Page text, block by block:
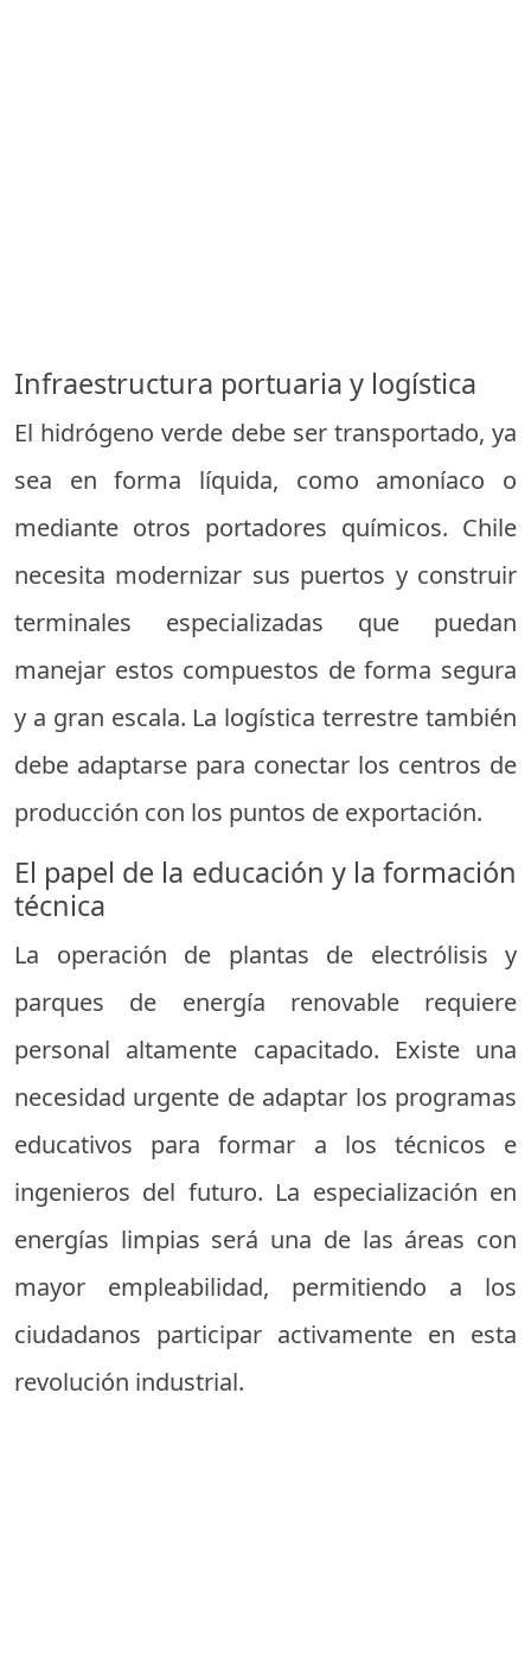
Infraestructura portuaria y logística
El hidrógeno verde debe ser transportado, ya
sea en forma líquida, como amoníaco o
mediante otros portadores químicos. Chile
necesita modernizar sus puertos y construir
terminales especializadas que puedan
manejar estos compuestos de forma segura
y a gran escala. La logística terrestre también
debe adaptarse para conectar los centros de
producción con los puntos de exportación.
El papel de la educación y la formación
técnica
La operación de plantas de electrólisis y
parques de energía renovable requiere
personal altamente capacitado. Existe una
necesidad urgente de adaptar los programas
educativos para formar a los técnicos e
ingenieros del futuro. La especialización en
energías limpias será una de las áreas con
mayor empleabilidad, permitiendo a los
ciudadanos participar activamente en esta
revolución industrial.